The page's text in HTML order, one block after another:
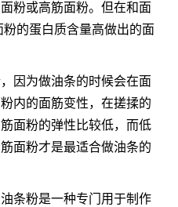
粉或高筋面粉。但在和面
的蛋白质含量高做出的面
因为做油条的时候会在面
内的面筋变性，在搓揉的
面粉的弹性比较低，而低
面粉才是最适合做油条的
条粉是一种专门用于制作